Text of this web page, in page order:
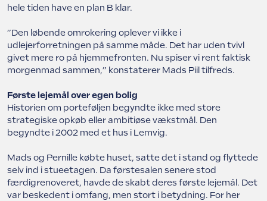
hele tiden have en plan B klar.
”Den løbende omrokering oplever vi ikke i
udlejerforretningen på samme måde. Det har uden tvivl
givet mere ro på hjemmefronten. Nu spiser vi rent faktisk
morgenmad sammen,” konstaterer Mads Piil tilfreds.
Første lejemål over egen bolig
Historien om porteføljen begyndte ikke med store
strategiske opkøb eller ambitiøse vækstmål. Den
begyndte i 2002 med et hus i Lemvig.
Mads og Pernille købte huset, satte det i stand og flyttede
selv ind i stueetagen. Da førstesalen senere stod
færdigrenoveret, havde de skabt deres første lejemål. Det
var beskedent i omfang, men stort i betydning. For her